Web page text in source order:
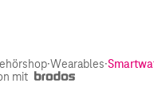
·Wearables·
mit